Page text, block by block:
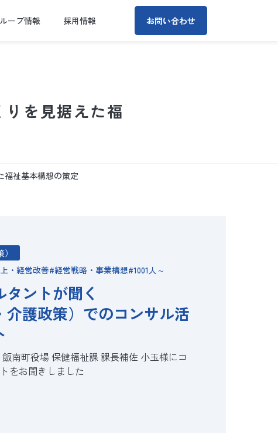
ープ情報 採用情報 お問い合わせ
りを見据えた福
福祉基本構想の策定
・経営改善 経営戦略・事業構想 1001人～
ントが聞く
介護政策）でのコンサル活
南町役場 保健福祉課 課長補佐 小玉様にコ
をお聞きしました